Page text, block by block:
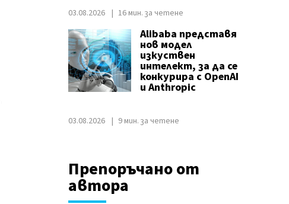
03.08.2026 16 мин. за четене
Alibaba представя
нов модел
изкуствен
интелект, за да се
конкурира с OpenAI
и Anthropic
03.08.2026 9 мин. за четене
Препоръчано от
автора